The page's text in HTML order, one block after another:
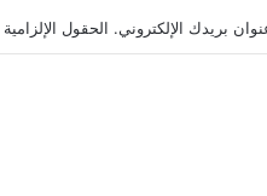
بريدك الإلكتروني. الحقول